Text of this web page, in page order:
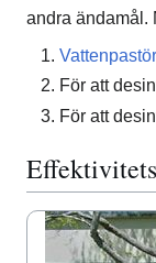
andra ändamål.
För att
För att